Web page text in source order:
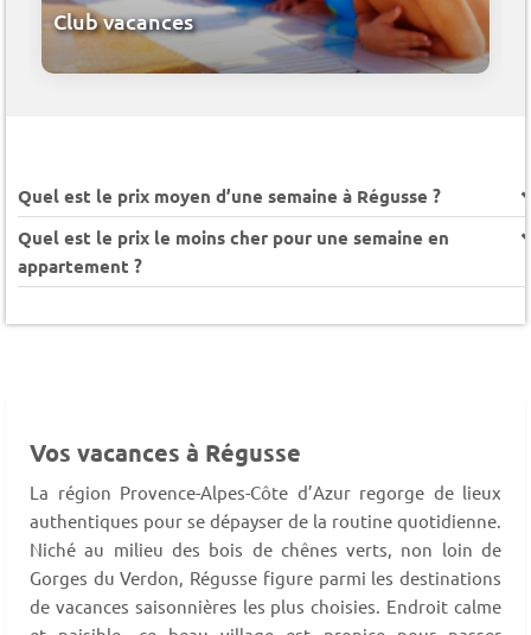
Club vacances
Quel est le prix moyen d’une semaine à Régusse ?
Quel est le prix le moins cher pour une semaine en
appartement ?
Vos vacances à Régusse
La région Provence-Alpes-Côte d’Azur regorge de lieux
authentiques pour se dépayser de la routine quotidienne.
Niché au milieu des bois de chênes verts, non loin de
Gorges du Verdon, Régusse figure parmi les destinations
de vacances saisonnières les plus choisies. Endroit calme